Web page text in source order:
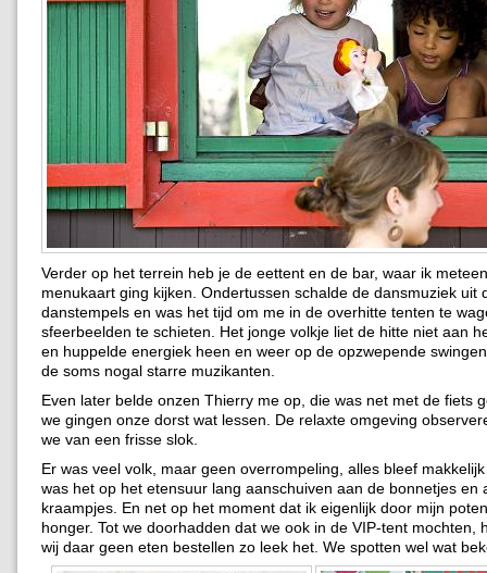
Verder op het terrein heb je de eettent en de bar, waar ik
menukaart ging kijken. Ondertussen schalde de dansmuziek uit
danstempels en was het tijd om me in de overhitte tenten te
sfeerbeelden te schieten. Het jonge volkje liet de hitte niet aan
en huppelde energiek heen en weer op de opzwepende
de soms nogal starre muzikanten.
Even later belde onzen Thierry me op, die was net met de fiets
we gingen onze dorst wat lessen. De relaxte omgeving
we van een frisse slok.
Er was veel volk, maar geen overrompeling, alles bleef
was het op het etensuur lang aanschuiven aan de bonnetjes en
kraampjes. En net op het moment dat ik eigenlijk door mijn
honger. Tot we doorhadden dat we ook in de VIP-tent mochten,
wij daar geen eten bestellen zo leek het. We spotten wel wat